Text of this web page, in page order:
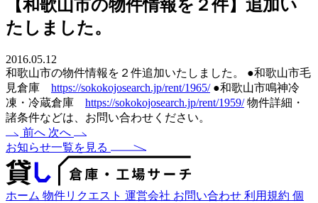
【和歌山市の物件情報を２件】追加い
たしました。
2016.05.12
和歌山市の物件情報を２件追加いたしました。 ●和歌山市毛
見倉庫 https://sokokojosearch.jp/rent/1965/●和歌山市鳴神冷
凍・冷蔵倉庫 https://sokokojosearch.jp/rent/1959/物件詳細・
諸条件などは、お問い合わせください。
前へ 次へ
お知らせ一覧を見る
ホーム 物件リクエスト 運営会社 お問い合わせ 利用規約 個